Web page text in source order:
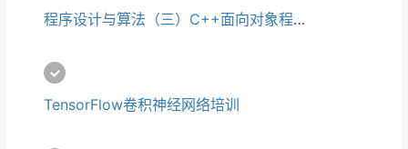
程序设计与算法（三）C++面向对象程序设计培训
TensorFlow卷积神经网络培训